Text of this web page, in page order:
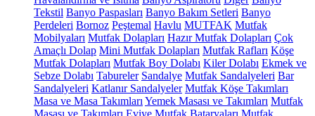
Tekstil Banyo Paspasları Banyo Bakım Setleri Banyo
Perdeleri Bornoz Peştemal Havlu MUTFAK Mutfak
Mobilyaları Mutfak Dolapları Hazır Mutfak Dolapları Çok
Amaçlı Dolap Mini Mutfak Dolapları Mutfak Rafları Köşe
Mutfak Dolapları Mutfak Boy Dolabı Kiler Dolabı Ekmek ve
Sebze Dolabı Tabureler Sandalye Mutfak Sandalyeleri Bar
Sandalyeleri Katlanır Sandalyeler Mutfak Köşe Takımları
Masa ve Masa Takımları Yemek Masası ve Takımları Mutfak
Masası ve Takımları Eviye Mutfak Bataryaları Mutfak